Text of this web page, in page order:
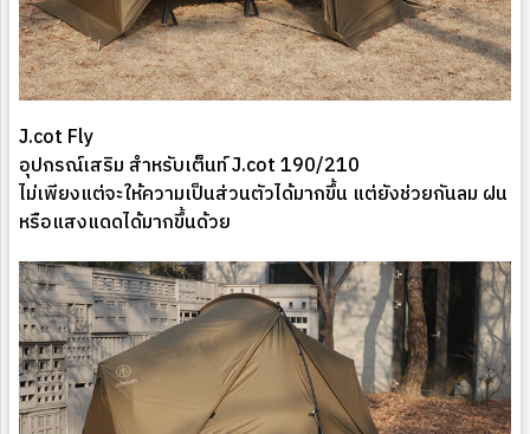
J.cot Fly
อุปกรณ์เสริม สำหรับเต็นท์ J.cot 190/210
ไม่เพียงแต่จะให้ความเป็นส่วนตัวได้มากขึ้น แต่ยังช่วยกันลม ฝน
หรือแสงแดดได้มากขึ้นด้วย